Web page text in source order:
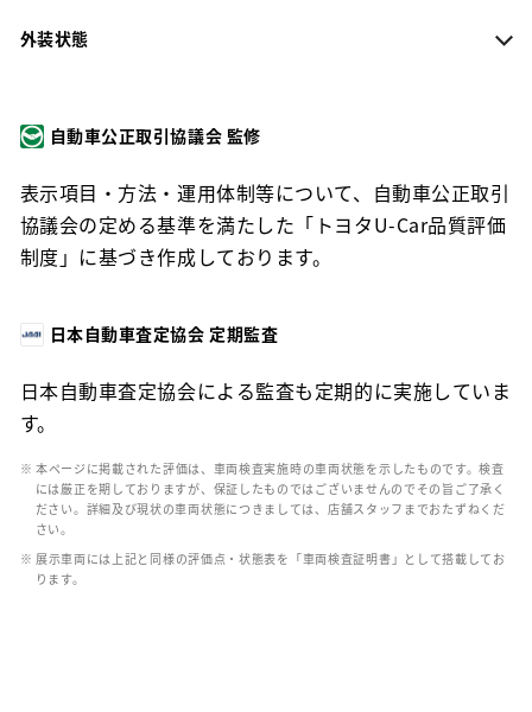
外装状態
自動車公正取引協議会 監修
表示項目・方法・運用体制等について、自動車公正取引
協議会の定める基準を満たした「トヨタU-Car品質評価
制度」に基づき作成しております。
日本自動車査定協会 定期監査
日本自動車査定協会による監査も定期的に実施していま
す。
※ 本ページに掲載された評価は、車両検査実施時の車両状態を示したものです。検査
には厳正を期しておりますが、保証したものではございませんのでその旨ご了承く
ださい。詳細及び現状の車両状態につきましては、店舗スタッフまでおたずねくだ
さい。
※ 展示車両には上記と同様の評価点・状態表を「車両検査証明書」として搭載してお
ります。